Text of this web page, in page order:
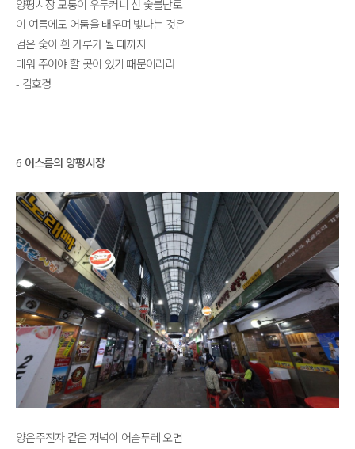
양평시장 모퉁이 우두커니 선 숯불난로
​이 여름에도 어둠을 태우며 빛나는 것은
​검은 숯이 흰 가루가 될 때까지
데워 주어야 할 곳이 있기 때문이리라
- 김호경
6 어스름의 양평시장
양은주전자 같은 저녁이 어슴푸레 오면